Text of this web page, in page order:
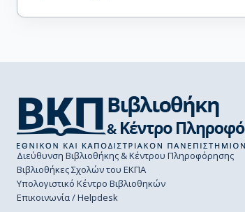
Διεύθυνση Βιβλιοθήκης & Κέντρου Πληροφόρησης
Βιβλιοθήκες Σχολών του ΕΚΠΑ
Υπολογιστικό Κέντρο Βιβλιοθηκών
Επικοινωνία / Helpdesk